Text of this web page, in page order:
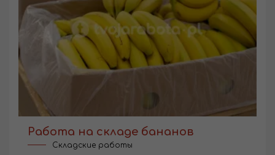
Работа на складе бананов
Складские работы